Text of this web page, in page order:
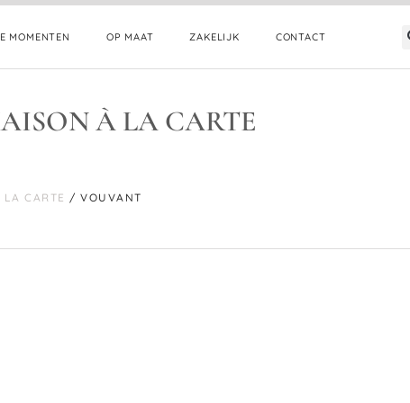
MOMENTEN OP MAAT ZAKELIJK CONTACT
À LA CARTE
CARTE / VOUVANT